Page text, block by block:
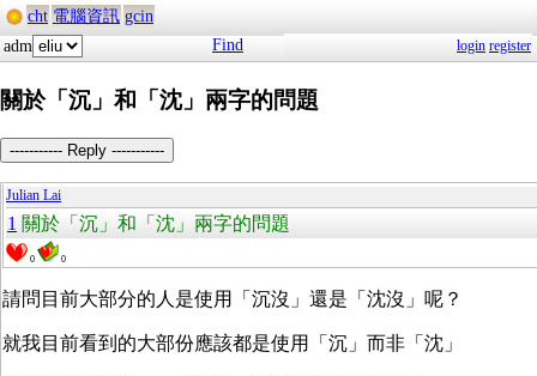
cht 電腦資訊 gcin
adm
Find login register
關於「沉」和「沈」兩字的問題
----------- Reply -----------
Julian Lai
1 關於「沉」和「沈」兩字的問題
0 0
請問目前大部分的人是使用「沉沒」還是「沈沒」呢？
就我目前看到的大部份應該都是使用「沉」而非「沈」